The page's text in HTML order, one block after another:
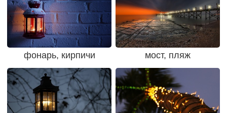
фонарь, кирпичи мост, пляж